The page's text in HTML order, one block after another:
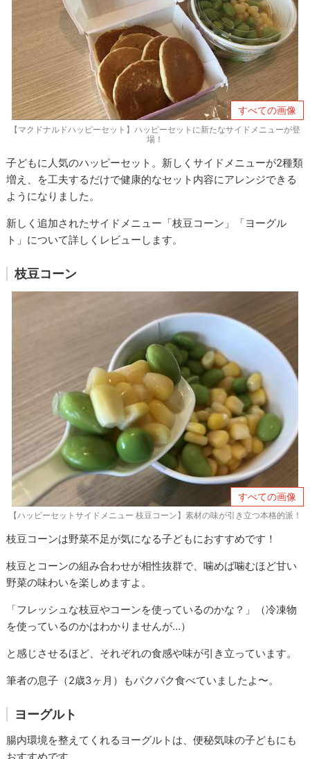
すべての画像
【マクドナルドハッピーセット】ハッピーセットに新たなサイドメニューが登
場！
子どもに人気のハッピーセット。新しくサイドメニューが2種類
増え、を工夫するだけで健康的なセット内容にアレンジできる
ようになりました。
新しく追加されたサイドメニュー「枝豆コーン」「ヨーグル
ト」について詳しくレビューします。
枝豆コーン
すべての画像
【ハッピーセットサイドメニュー 枝豆コーン】素材の味が引き立つ本格的派！
枝豆コーンは野菜不足が気になる子どもにおすすめです！
枝豆とコーンの組み合わせが相性抜群で、噛めば噛むほど甘い
野菜の味わいを楽しめますよ。
「フレッシュな枝豆やコーンを使っているのかな？」（冷凍物
を使っているのかはわかりませんが…）
と感じさせるほど、それぞれの食感や味が引き立っています。
筆者の息子（2歳3ヶ月）もパクパク食べていましたよ〜。
ヨーグルト
腸内環境を整えてくれるヨーグルトは、便秘気味の子どもにも